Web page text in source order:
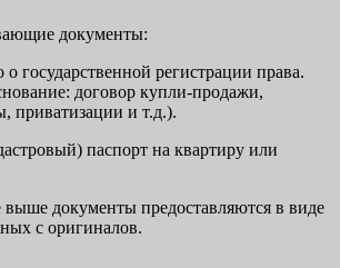
документы:
о государственной регистрации права.
договор купли-продажи,
приватизации и т.д.).
паспорт на квартиру или
документы предоставляются в виде
с оригиналов.